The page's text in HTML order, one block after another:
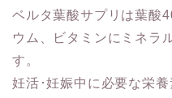
ベルタ葉酸サプリは葉酸
ウム、ビタミンにミネラ
す。
妊活･妊娠中に必要な栄